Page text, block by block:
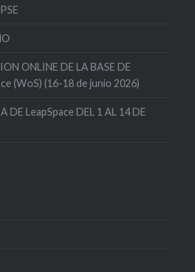
ONLINE DE LA BASE DE
(WoS) (16-18 de junio 2026)
DE LeapSpace DEL 1 AL 14 DE